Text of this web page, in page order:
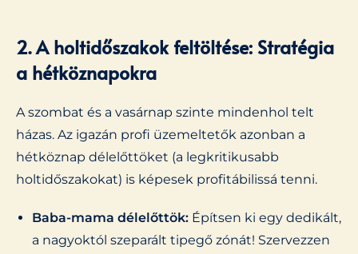
2. A holtidőszakok feltöltése: Stratégia
a hétköznapokra
A szombat és a vasárnap szinte mindenhol telt
házas. Az igazán profi üzemeltetők azonban a
hétköznap délelőttöket (a legkritikusabb
holtidőszakokat) is képesek profitábilissá tenni.
Baba-mama délelőttök: Építsen ki egy dedikált,
a nagyoktól szeparált tipegő zónát! Szervezzen